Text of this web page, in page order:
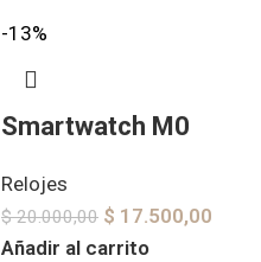
-13%
Smartwatch M0
Relojes
$20.000,00 $ 17.500,00
Añadir al carrito